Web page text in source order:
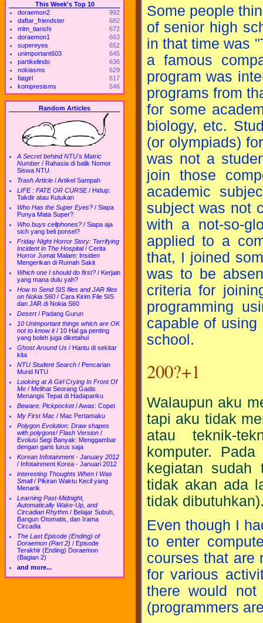
This Week's Top 10
doraemon2
992
daftar_friendster
682
mlm_tianshi
672
doraemon1
663
supereyes
652
unimportant603
645
partikelindo
636
nokiasms
629
fatgirl
617
kompresisms
546
Random Articles
A Secret behind NTU's Matric
Number / Rahasia di balik Nomor
Siswa NTU
Trash Article /Artikel Sampah
LIFE : FATE OR CURSE/ Hidup:
Takdir atau Kutukan
Who Has the Super Eyes? / Siapa
Punya Mata Super?
Who buys cellphones? / Siapa aja
sich yang beli ponsel?
Friday Night Horror Story: Terrifying
Incident in The Hospital/ Cerita
Horror Jumat Malam: Insiden
Mengerikan di Rumah Sakit
Which one I should do first? / Kerjain
yang mana dulu yah?
How to Send SIS files and JAR files
on Nokia S60 / Cara Kirim File SIS
dan JAR di Nokia S60
Desert/ Padang Gurun
10 Unimportant things which are OK
not to know it/ 10 Hal ga penting
yang boleh juga diketahui
Ghost Around Us / Hantu di sekitar
kita
NTU Student Search / Pencarian
Murid NTU
Looking at A Girl Crying In Front Of
Me / Melihat Seorang Gadis
Menangis Tepat di Hadapanku
Beware: Pickpocket/Awas: Copet
My First Mac / Mac Pertamaku
Polygon Evolution: Draw shapes
with polygons! Flash Version /
Evolusi Segi Banyak: Menggambar
dengan garis lurus saja
Korean Infotainment - January 2012
/ Infotainment Korea - Januari 2012
Interesting Thoughts When I Was
Small/ Pikiran Waktu Kecil yang
Menarik
Learning Past-Midnight,
Automatically Wake-Up, and
Circadian Rhythm / Belajar Subuh,
Bangun Otomatis, dan Irama
Circadia
The Last Episode (Ending) of
Doraemon (Part 2) / Episode
Terakhir (Ending) Doraemon
(Bagian 2)
and more...
Some people
of senior high
in that time was
a famous
program was
programs from
for some
biology, etc.
(or olympiads)
was not a
join those
academic
subject was not
with a not-so-
applied to a
that, I joined
was to be
criteria for
programming
capable of
school.
200?+1
Walaupun aku
tapi aku tidak
atau teknik-
komputer.
kegiatan sudah
tidak akan ada
tidak
Even though I
to enter
courses that are
for various
there would
(programmers